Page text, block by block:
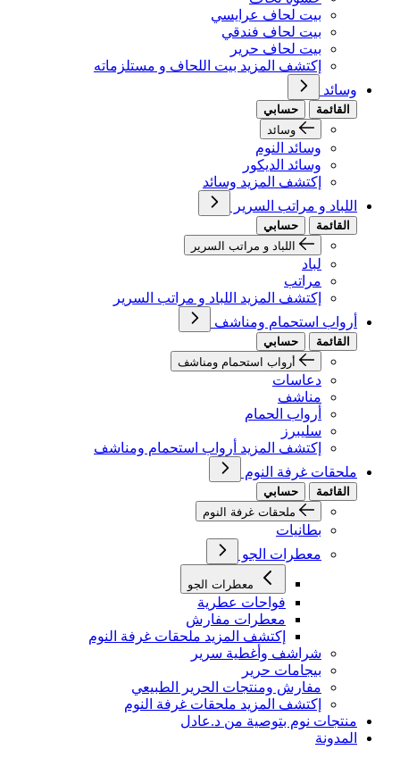
بيت لحاف عرايسي
بيت لحاف فندقي
بيت لحاف حرير
إكتشف المزيد بيت اللحاف و مستلزماته
وسائد
القائمة
حسابي
وسائد
وسائد النوم
وسائد الديكور
إكتشف المزيد وسائد
اللباد و مراتب السرير
القائمة
حسابي
اللباد و مراتب السرير
لباد
مراتب
إكتشف المزيد اللباد و مراتب السرير
أرواب استحمام ومناشف
القائمة
حسابي
أرواب استحمام ومناشف
دعاسات
مناشف
أرواب الحمام
سليبرز
إكتشف المزيد أرواب استحمام ومناشف
ملحقات غرفة النوم
القائمة
حسابي
ملحقات غرفة النوم
بطانيات
معطرات الجو
معطرات الجو
فواحات عطرية
معطرات مفارش
إكتشف المزيد ملحقات غرفة النوم
شراشف وأغطية سرير
بيجامات حرير
مفارش ومنتجات الحرير الطبيعي
إكتشف المزيد ملحقات غرفة النوم
منتجات نوم بتوصية من د.عادل
المدونة